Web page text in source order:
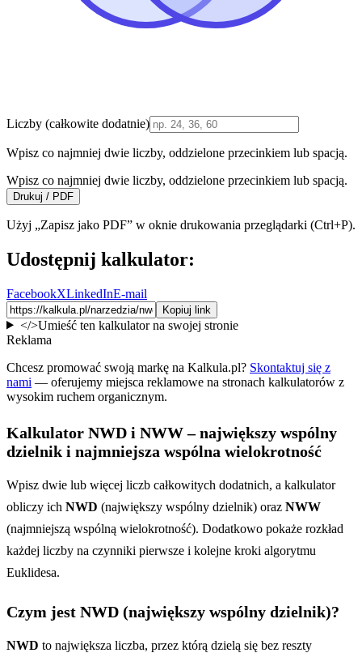
Liczby (całkowite dodatnie)
Wpisz co najmniej dwie liczby, oddzielone przecinkiem lub spacją.
Wpisz co najmniej dwie liczby, oddzielone przecinkiem lub spacją.
Drukuj / PDF
Użyj „Zapisz jako PDF” w oknie drukowania przeglądarki (Ctrl+P).
Udostępnij kalkulator:
FacebookXLinkedInE-mail
Kopiuj link
</>Umieść ten kalkulator na swojej stronie
Reklama
Chcesz promować swoją markę na Kalkula.pl? Skontaktuj się z
nami — oferujemy miejsca reklamowe na stronach kalkulatorów z
wysokim ruchem organicznym.
Kalkulator NWD i NWW – największy wspólny
dzielnik i najmniejsza wspólna wielokrotność
Wpisz dwie lub więcej liczb całkowitych dodatnich, a kalkulator
obliczy ich NWD (największy wspólny dzielnik) oraz NWW
(najmniejszą wspólną wielokrotność). Dodatkowo pokaże rozkład
każdej liczby na czynniki pierwsze i kolejne kroki algorytmu
Euklidesa.
Czym jest NWD (największy wspólny dzielnik)?
NWD to największa liczba, przez którą dzielą się bez reszty